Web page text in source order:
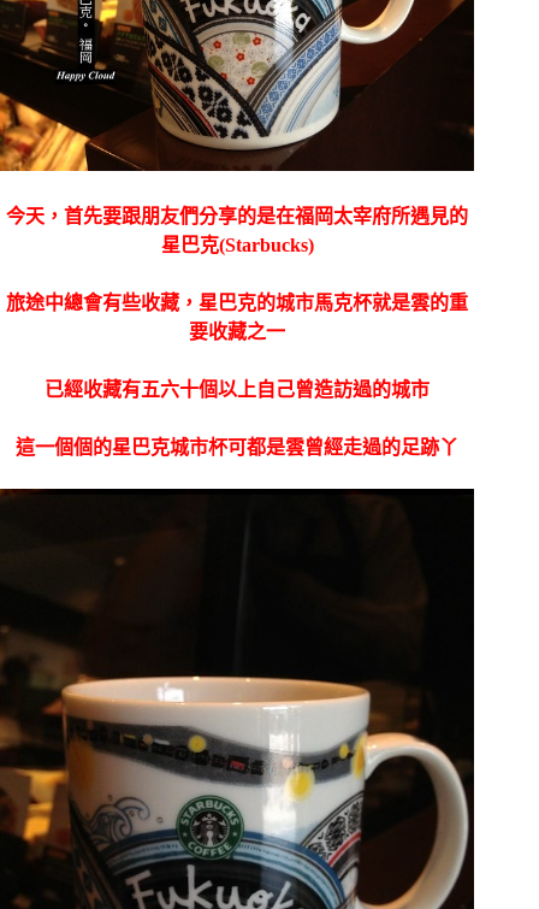
今天，首先要跟朋友們分享的是在福岡太宰府所遇見的
星巴克(Starbucks)
旅途中總會有些收藏，星巴克的城市馬克杯就是雲的重
要收藏之一
已經收藏有五六十個以上自己曾造訪過的城市
這一個個的星巴克城市杯可都是雲曾經走過的足跡丫